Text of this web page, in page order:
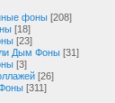
фоны [208]
[18]
[23]
Дым Фоны [31]
[3]
[26]
[311]